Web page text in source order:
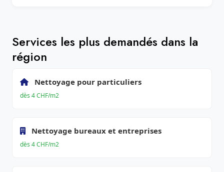
Services les plus demandés dans la
région
Nettoyage pour particuliers
dès 4 CHF/m2
Nettoyage bureaux et entreprises
dès 4 CHF/m2